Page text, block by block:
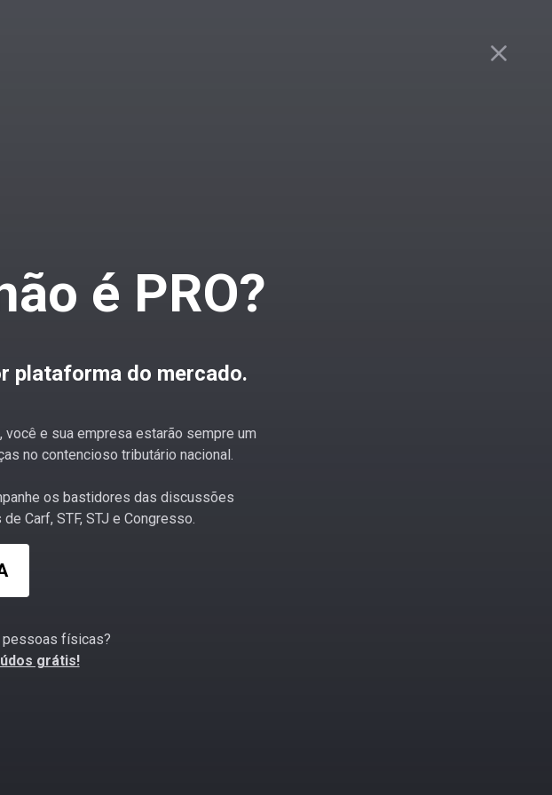
é PRO?
plataforma do mercado.
você e sua empresa estarão sempre um
no contencioso tributário nacional.
os bastidores das discussões
Carf, STF, STJ e Congresso.
pessoas físicas?
grátis!